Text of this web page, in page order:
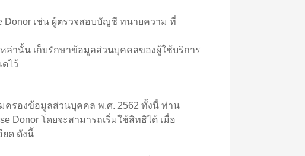
เช่น ผู้ตรวจสอบบัญชี ทนายความ ที่
านั้น เก็บรักษาข้อมูลส่วนบุคคลของผู้ใช้บริการ
ไว้
องข้อมูลส่วนบุคคล พ.ศ. 2562 ทั้งนี้ ท่าน
Donor โดยจะสามารถเริ่มใช้สิทธิได้ เมื่อ
ยด ดังนี้